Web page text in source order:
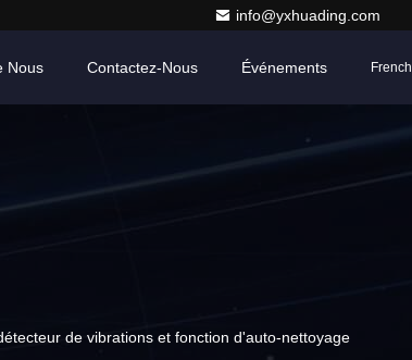
info@yxhuading.com
Nous Contactez-Nous Événements French
de vibrations et fonction d'auto-nettoyage